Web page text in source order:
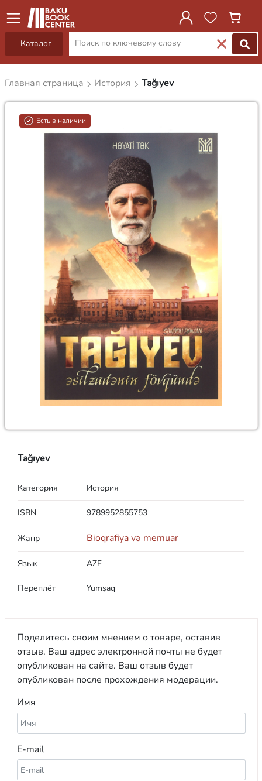
Каталог
Главная страница История Tağıyev
Есть в наличии
Tağıyev
Категория История
ISBN 9789952855753
Жанр Bioqrafiya və memuar
Язык AZE
Переплёт Yumşaq
Поделитесь своим мнением о товаре, оставив
отзыв. Ваш адрес электронной почты не будет
опубликован на сайте. Ваш отзыв будет
опубликован после прохождения модерации.
Имя
E-mail